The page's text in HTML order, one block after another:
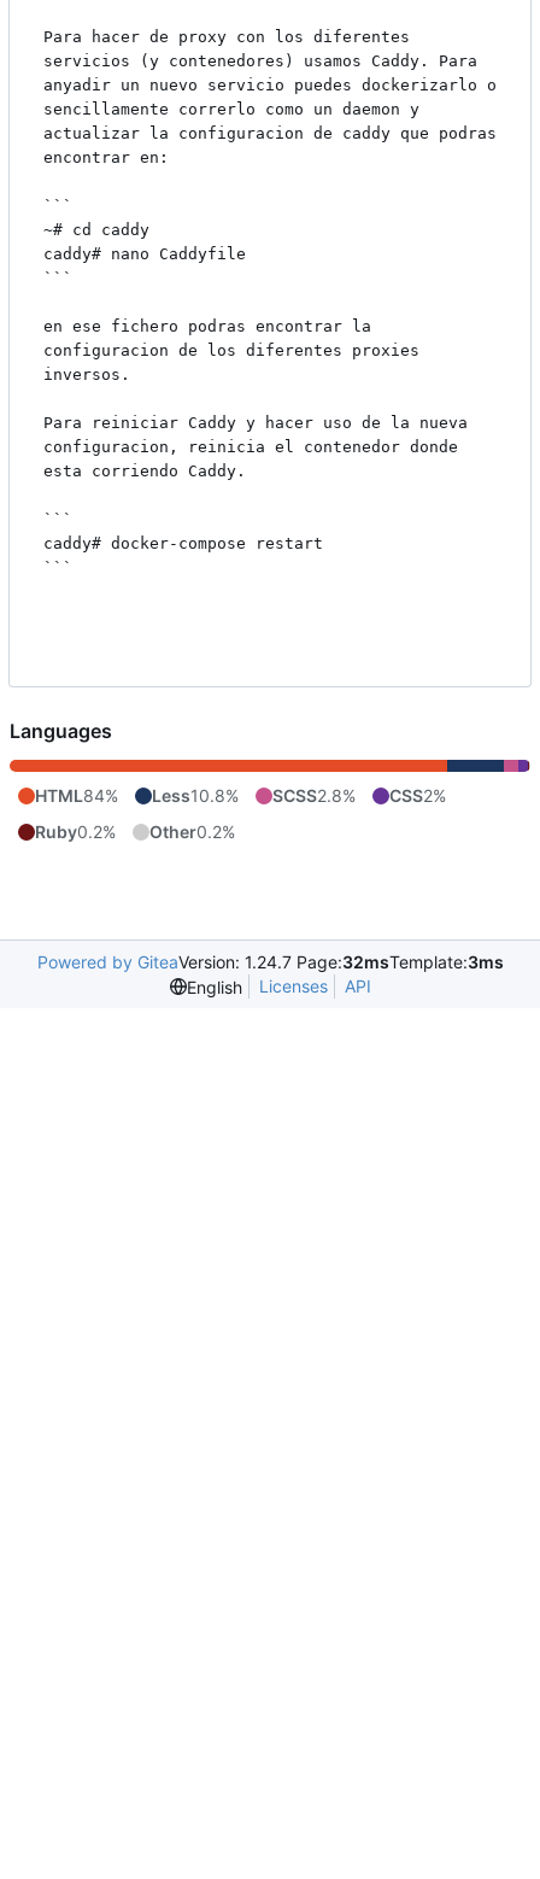
Para hacer de proxy con los diferentes
servicios (y contenedores) usamos Caddy. Para
anyadir un nuevo servicio puedes dockerizarlo o
sencillamente correrlo como un daemon y
actualizar la configuracion de caddy que podras
encontrar en:
```
~# cd caddy
caddy# nano Caddyfile
```
en ese fichero podras encontrar la
configuracion de los diferentes proxies
inversos.
Para reiniciar Caddy y hacer uso de la nueva
configuracion, reinicia el contenedor donde
esta corriendo Caddy.
```
caddy# docker-compose restart
```
Languages
HTML84% Less10.8% SCSS2.8% CSS2%
Ruby0.2% Other0.2%
Powered by GiteaVersion: 1.24.7 Page:32msTemplate:3ms
English
Licenses API